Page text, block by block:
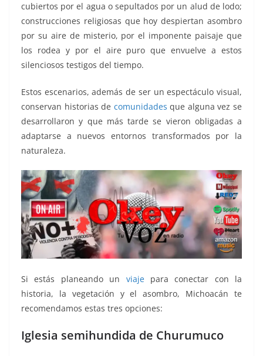
cubiertos por el agua o sepultados por un alud de lodo;
construcciones religiosas que hoy despiertan asombro
por su aire de misterio, por el imponente paisaje que
los rodea y por el aire puro que envuelve a estos
silenciosos testigos del tiempo.
Estos escenarios, además de ser un espectáculo visual,
conservan historias de comunidades que alguna vez se
desarrollaron y que más tarde se vieron obligadas a
adaptarse a nuevos entornos transformados por la
naturaleza.
Si estás planeando un viaje para conectar con la
historia, la vegetación y el asombro, Michoacán te
recomendamos estas tres opciones:
Iglesia semihundida de Churumuco